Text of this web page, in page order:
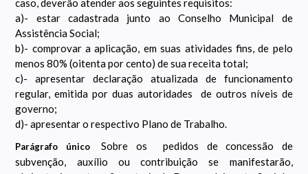
caso, deverão atender aos seguintes requisitos:
a)- estar cadastrada junto ao Conselho Municipal de
Assistência Social;
b)- comprovar a aplicação, em suas atividades fins, de pelo
menos 80% (oitenta por cento) de sua receita total;
c)- apresentar declaração atualizada de funcionamento
regular, emitida por duas autoridades de outros níveis de
governo;
d)- apresentar o respectivo Plano de Trabalho.
Parágrafo único
Sobre os pedidos de concessão de
subvenção, auxílio ou contribuição se manifestarão,